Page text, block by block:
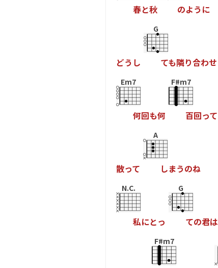
春と秋 のよう に
どう し
G
ても隣り合わせ
Em7
何回も何
F#m7
百回って
散って
A
しまうのね
N.C.
私にとっ
G
ての君は
F#m7